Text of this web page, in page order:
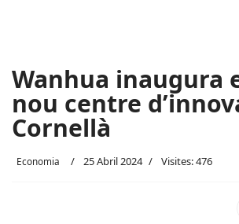
Wanhua inaugura
nou centre
Cornellà
Economia 25 Abril 2024 Visites: 476